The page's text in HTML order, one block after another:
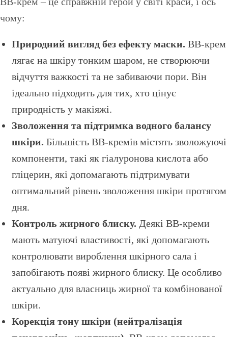
чому:
Природний вигляд без ефекту маски. BB-крем
лягає на шкіру тонким шаром, не створюючи
відчуття важкості та не забиваючи пори. Він
ідеально підходить для тих, хто цінує
природність у макіяжі.
Зволоження та підтримка водного балансу
шкіри. Більшість BB-кремів містять зволожуючі
компоненти, такі як гіалуронова кислота або
гліцерин, які допомагають підтримувати
оптимальний рівень зволоження шкіри протягом
дня.
Контроль жирного блиску. Деякі BB-креми
мають матуючі властивості, які допомагають
контролювати вироблення шкірного сала і
запобігають появі жирного блиску. Це особливо
актуально для власниць жирної та комбінованої
шкіри.
Корекція тону шкіри (нейтралізація